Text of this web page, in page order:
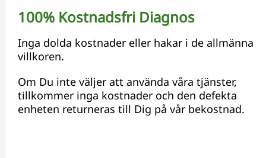
100% Kostnadsfri Diagnos
Inga dolda kostnader eller hakar i de allmänna
villkoren.
Om Du inte väljer att använda våra tjänster,
tillkommer inga kostnader och den defekta
enheten returneras till Dig på vår bekostnad.